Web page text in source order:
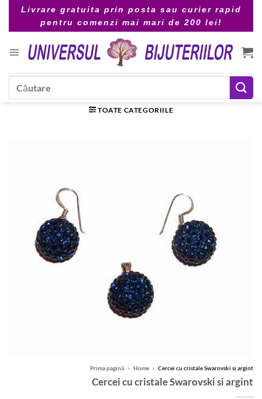
Livrare gratuita prin posta sau curier rapid
pentru comenzi mai mari de 200 lei!
TOATE CATEGORIILE
Prima pagină » Home » Cercei cu cristale Swarovski si argint
Cercei cu cristale Swarovski si argint